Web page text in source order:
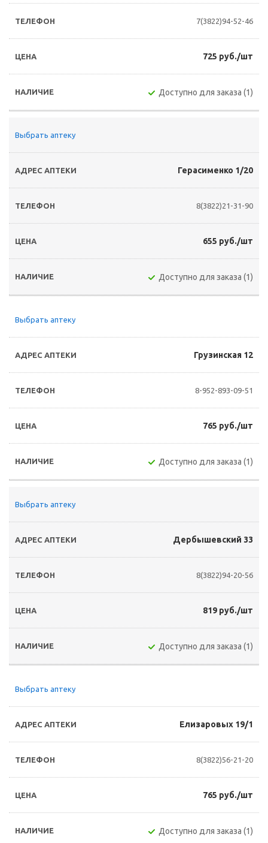
7(3822)94-52-46
725 руб./шт
Доступно для заказа (1)
Выбрать аптеку
Герасименко 1/20
8(3822)21-31-90
655 руб./шт
Доступно для заказа (1)
Выбрать аптеку
Грузинская 12
8-952-893-09-51
765 руб./шт
Доступно для заказа (1)
Выбрать аптеку
Дербышевский 33
8(3822)94-20-56
819 руб./шт
Доступно для заказа (1)
Выбрать аптеку
Елизаровых 19/1
8(3822)56-21-20
765 руб./шт
Доступно для заказа (1)